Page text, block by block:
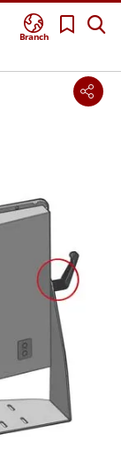
Branch